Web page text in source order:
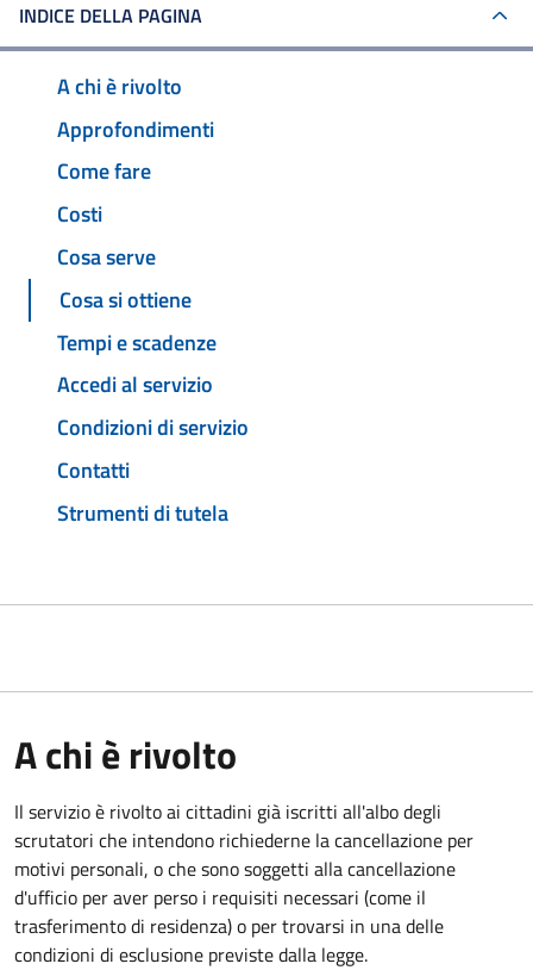
INDICE DELLA PAGINA
A chi è rivolto
Approfondimenti
Come fare
Costi
Cosa serve
Cosa si ottiene
Tempi e scadenze
Accedi al servizio
Condizioni di servizio
Contatti
Strumenti di tutela
A chi è rivolto
Il servizio è rivolto ai cittadini già iscritti all'albo degli
scrutatori che intendono richiederne la cancellazione per
motivi personali, o che sono soggetti alla cancellazione
d'ufficio per aver perso i requisiti necessari (come il
trasferimento di residenza) o per trovarsi in una delle
condizioni di esclusione previste dalla legge.